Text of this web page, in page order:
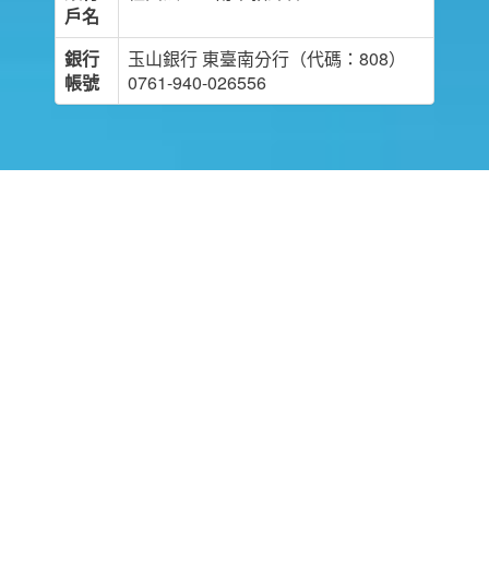
戶名
銀行
帳號
玉山銀行 東臺南分行（代碼：808）
0761-940-026556